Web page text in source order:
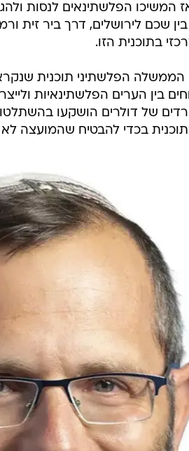
המשיכו הפלשתינאים לנסות
שכם לירושלים, דרך ביר זית
בתוכנית הזו.
יזם ראש הממשלה הפלשתיני
בין הערים הפלשתינאיות
בכדי להבטיח שהמועצה